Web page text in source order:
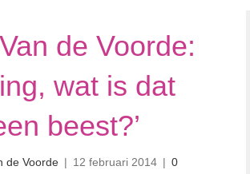
de Voorde:
wat is dat
beest?’
de Voorde | 12 februari 2014 | 0